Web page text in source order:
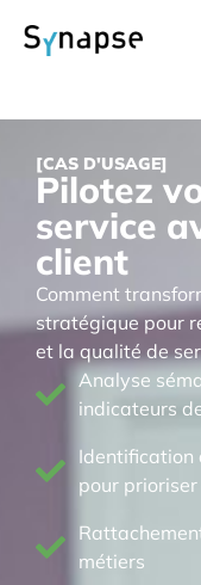
[CAS D'USAGE]
Pilotez
service
client
Comment
stratégique pour
et la qualité de
Analyse
indicateurs
Identification
pour
métiers